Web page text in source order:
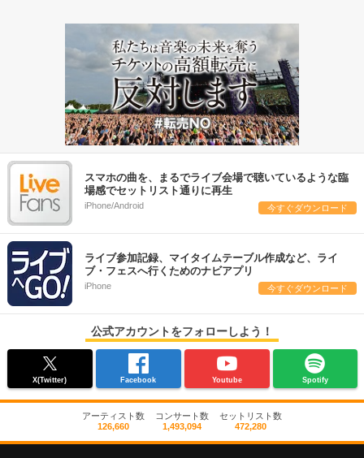
スマホの曲を、まるでライブ会場で聴いているような臨
場感でセットリスト通りに再生
iPhone/Android 今すぐダウンロード
ライブ参加記録、マイタイムテーブル作成など、ライ
ブ・フェスへ行くためのナビアプリ
iPhone 今すぐダウンロード
公式アカウントをフォローしよう！
X(Twitter) Facebook Youtube Spotify
アーティスト数
126,660
コンサート数
1,493,094
セットリスト数
472,280